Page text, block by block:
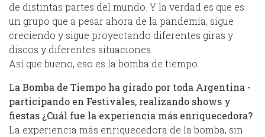
de distintas partes del mundo. Y la verdad es que es
un grupo que a pesar ahora de la pandemia, sigue
creciendo y sigue proyectando diferentes giras y
discos y diferentes situaciones.
Así que bueno, eso es la bomba de tiempo.
La Bomba de Tiempo ha girado por toda Argentina -
participando en Festivales, realizando shows y
fiestas ¿Cuál fue la experiencia más enriquecedora?
La experiencia más enriquecedora de la bomba, sin